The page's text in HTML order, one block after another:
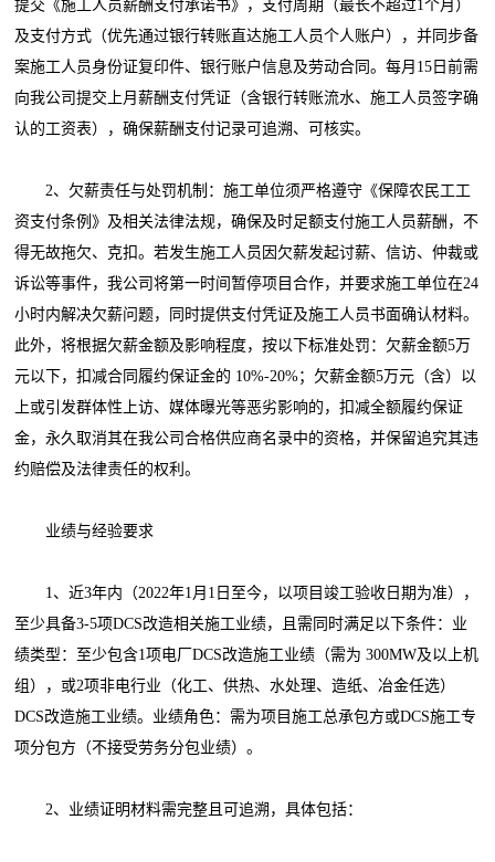
提交《施工人员薪酬支付承诺书》，支付周期（最长不超过1个月）
及支付方式（优先通过银行转账直达施工人员个人账户），并同步备
案施工人员身份证复印件、银行账户信息及劳动合同。每月15日前需
向我公司提交上月薪酬支付凭证（含银行转账流水、施工人员签字确
认的工资表），确保薪酬支付记录可追溯、可核实。
2、欠薪责任与处罚机制：施工单位须严格遵守《保障农民工工
资支付条例》及相关法律法规，确保及时足额支付施工人员薪酬，不
得无故拖欠、克扣。若发生施工人员因欠薪发起讨薪、信访、仲裁或
诉讼等事件，我公司将第一时间暂停项目合作，并要求施工单位在24
小时内解决欠薪问题，同时提供支付凭证及施工人员书面确认材料。
此外，将根据欠薪金额及影响程度，按以下标准处罚：欠薪金额5万
元以下，扣减合同履约保证金的 10%-20%；欠薪金额5万元（含）以
上或引发群体性上访、媒体曝光等恶劣影响的，扣减全额履约保证
金，永久取消其在我公司合格供应商名录中的资格，并保留追究其违
约赔偿及法律责任的权利。
业绩与经验要求
1、近3年内（2022年1月1日至今，以项目竣工验收日期为准），
至少具备3-5项DCS改造相关施工业绩，且需同时满足以下条件：业
绩类型：至少包含1项电厂DCS改造施工业绩（需为 300MW及以上机
组），或2项非电行业（化工、供热、水处理、造纸、冶金任选）
DCS改造施工业绩。业绩角色：需为项目施工总承包方或DCS施工专
项分包方（不接受劳务分包业绩）。
2、业绩证明材料需完整且可追溯，具体包括：